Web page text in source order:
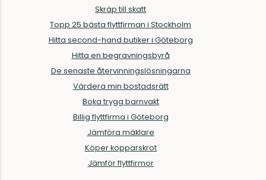
Skräp till skatt
Topp 25 bästa flyttfirman i Stockholm
Hitta second-hand butiker i Göteborg
Hitta en begravningsbyrå
De senaste återvinningslösningarna
Värdera min bostadsrätt
Boka trygg barnvakt
Billig flyttfirma i Göteborg
Jämföra mäklare
Köper kopparskrot
Jämför flyttfirmor